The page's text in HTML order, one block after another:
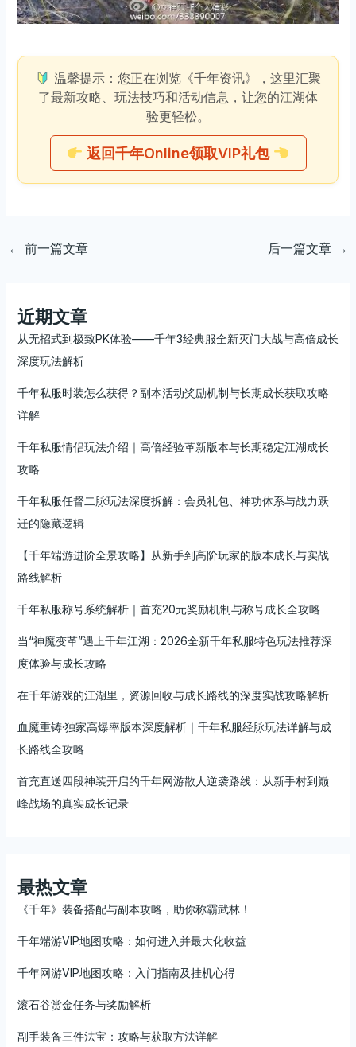
温馨提示：您正在浏览《千年资讯》，这里汇聚
了最新攻略、玩法技巧和活动信息，让您的江湖体
验更轻松。
返回千年Online领取VIP礼包
← 前一篇文章 后一篇文章 →
近期文章
从无招式到极致PK体验——千年3经典服全新灭门大战与高倍成长
深度玩法解析
千年私服时装怎么获得？副本活动奖励机制与长期成长获取攻略
详解
千年私服情侣玩法介绍｜高倍经验革新版本与长期稳定江湖成长
攻略
千年私服任督二脉玩法深度拆解：会员礼包、神功体系与战力跃
迁的隐藏逻辑
【千年端游进阶全景攻略】从新手到高阶玩家的版本成长与实战
路线解析
千年私服称号系统解析｜首充20元奖励机制与称号成长全攻略
当“神魔变革”遇上千年江湖：2026全新千年私服特色玩法推荐深
度体验与成长攻略
在千年游戏的江湖里，资源回收与成长路线的深度实战攻略解析
血魔重铸·独家高爆率版本深度解析｜千年私服经脉玩法详解与成
长路线全攻略
首充直送四段神装开启的千年网游散人逆袭路线：从新手村到巅
峰战场的真实成长记录
最热文章
《千年》装备搭配与副本攻略，助你称霸武林！
千年端游VIP地图攻略：如何进入并最大化收益
千年网游VIP地图攻略：入门指南及挂机心得
滚石谷赏金任务与奖励解析
副手装备三件法宝：攻略与获取方法详解